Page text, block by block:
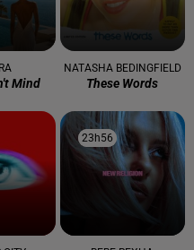
Mind
NATASHA BEDINGFIELD
These Words
23h56
23h56